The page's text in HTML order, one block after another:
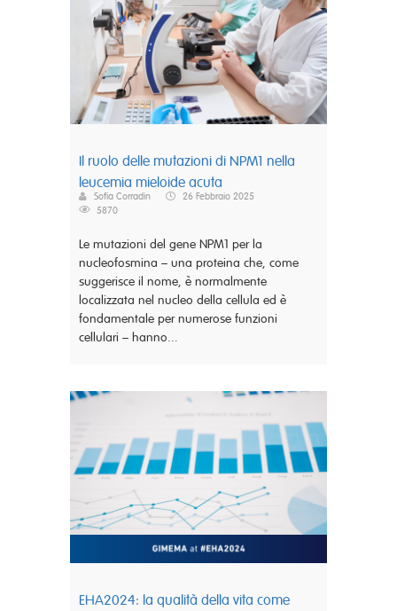
Il ruolo delle mutazioni di NPM1 nella
leucemia mieloide acuta
Sofia Corradin
26 Febbraio 2025
5870
Le mutazioni del gene NPM1 per la
nucleofosmina – una proteina che, come
suggerisce il nome, è normalmente
localizzata nel nucleo della cellula ed è
fondamentale per numerose funzioni
cellulari – hanno...
EHA2024: la qualità della vita come